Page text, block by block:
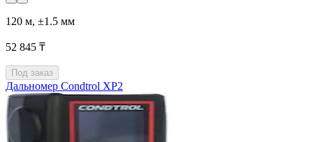
120 м, ±1.5 мм
52 845 ₸
Под заказ
Дальномер Condtrol XP2